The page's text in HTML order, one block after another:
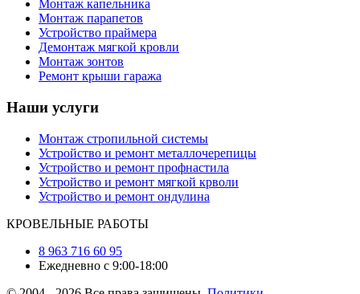
Монтаж капельника
Монтаж парапетов
Устройство праймера
Демонтаж мягкой кровли
Монтаж зонтов
Ремонт крыши гаража
Наши услуги
Монтаж стропильной системы
Устройство и ремонт металлочерепицы
Устройство и ремонт профнастила
Устройство и ремонт мягкой крволи
Устройство и ремонт ондулина
КРОВЕЛЬНЫЕ РАБОТЫ
8 963 716 60 95
Ежедневно с 9:00-18:00